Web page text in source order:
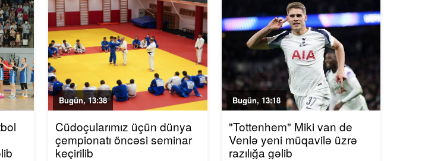
Bugün, 13:38
Cüdoçularımız üçün dünya
çempionatı öncəsi seminar
keçirilib
Bugün, 13:18
"Tottenhem" Miki van de
Venlə yeni müqavilə üzrə
razılığa gəlib